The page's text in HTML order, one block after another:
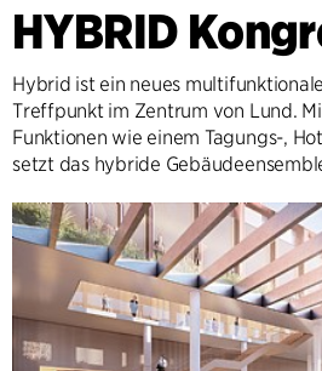
HYBRID
Hybrid ist ein neues
Treffpunkt im Zentrum von Lund.
Funktionen wie einem Tagungs-,
setzt das hybride